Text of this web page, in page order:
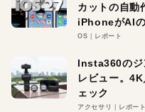
カットの自動
iPhoneがAIの
OS レポート
Insta360の
レビュー。
ェック
アクセサリ レポート